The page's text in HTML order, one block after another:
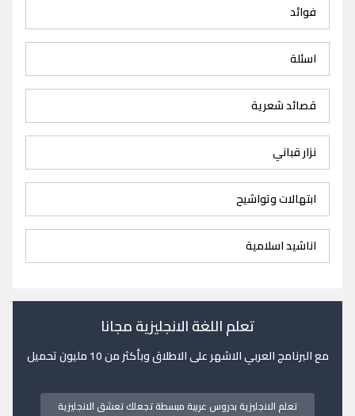
فوائد
اسئلة
قصائد شعرية
نزار قباني
ابتهالات وتواشيح
اناشيد اسلامية
تعلم اللغة الانجليزية مجانا
مع البرنامج العربي الاشهر على الاطلاق وبأكثر من 10 مليون تحميل
تعلم الانجليزية بدروس عربية مبسطة تجعلك تعشق الانجليزية